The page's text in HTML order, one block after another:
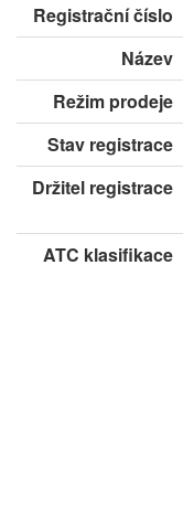
Registrační číslo
Název
Režim prodeje
Stav registrace
Držitel registrace
ATC klasifikace